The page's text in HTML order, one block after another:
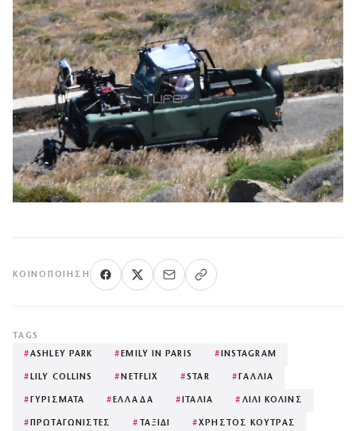
ΚΟΙΝΟΠΟΊΗΣΗ
TAGS
#ASHLEY PARK #EMILY IN PARIS #INSTAGRAM
#LILY COLLINS #NETFLIX #STAR #ΓΑΛΛΙΑ
#ΓΥΡΙΣΜΑΤΑ #ΕΛΛΑΔΑ #ΙΤΑΛΙΑ # ΛΙΛΙ ΚΟΛΙΝΣ
#ΠΡΩΤΑΓΩΝΙΣΤΕΣ # ΤΑΞΙΔΙ #ΧΡΗΣΤΟΣ ΚΟΥΤΡΑΣ